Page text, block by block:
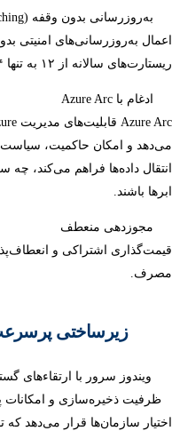
به‌روزرسانی بدون وقفه (Hotpatching)
اعمال به‌روزرسانی‌های امنیتی
ریستارت‌های سالانه از ۱۲ به تنها ۴ بار و افزایش بهره‌وری.
ادغام با Azure Arc
می‌دهد و امکان حاکمیت،
ابرها باشند.
مجوزدهی منعطف
مصرف.
زیرساختی
ویندوز سرور با ارتقاءهای
ظرفیت ذخیره‌سازی و امکانات
اختیار سازمان‌ها قرار می‌دهد که